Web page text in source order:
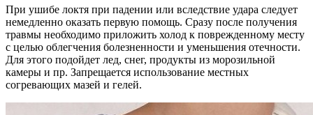
При ушибе локтя при падении или вследствие удара следует
немедленно оказать первую помощь. Сразу после получения
травмы необходимо приложить холод к поврежденному месту
с целью облегчения болезненности и уменьшения отечности.
Для этого подойдет лед, снег, продукты из морозильной
камеры и пр. Запрещается использование местных
согревающих мазей и гелей.